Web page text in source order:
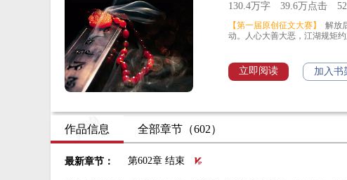
130.4万字 39.6万点击
【第一届原创征文大赛】
解放
动。人心大善大恶，江湖规矩
笼。立即阅读 加入书
作品信息 全部章节（602）
最新章节： 第602章 结束